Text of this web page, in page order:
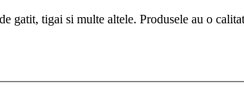
gatit, tigai si multe altele. Produsele au o